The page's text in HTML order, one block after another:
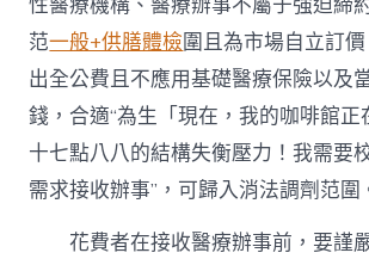
性醫療機構、醫療辦事不屬于強迫締
范一般+供膳體檢圍且為市場自立訂
出全公費且不應用基礎醫療保險以及
錢，合適“為生「現在，我的咖啡館正
十七點八八的結構失衡壓力！我需要
需求接收辦事”，可歸入消法調劑范圍
花費者在接收醫療辦事前，要謹